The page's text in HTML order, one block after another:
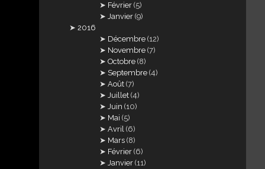
Février (5)
Janvier (9)
2016
Décembre (12)
Novembre (7)
Octobre (8)
Septembre (4)
Août (7)
Juillet (4)
Juin (10)
Mai (5)
Avril (6)
Mars (8)
Février (6)
Janvier (11)